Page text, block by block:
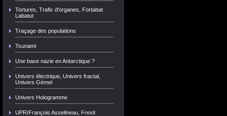
Tortures, Trafic d'organes, Fortabat
Labatut
Traçage des populations
Tsunami
Une base nazie en Antarctique ?
Univers électrique, Univers fractal,
Univers Gémel
Univers Hologramme
UPR/François Asselineau, Frexit